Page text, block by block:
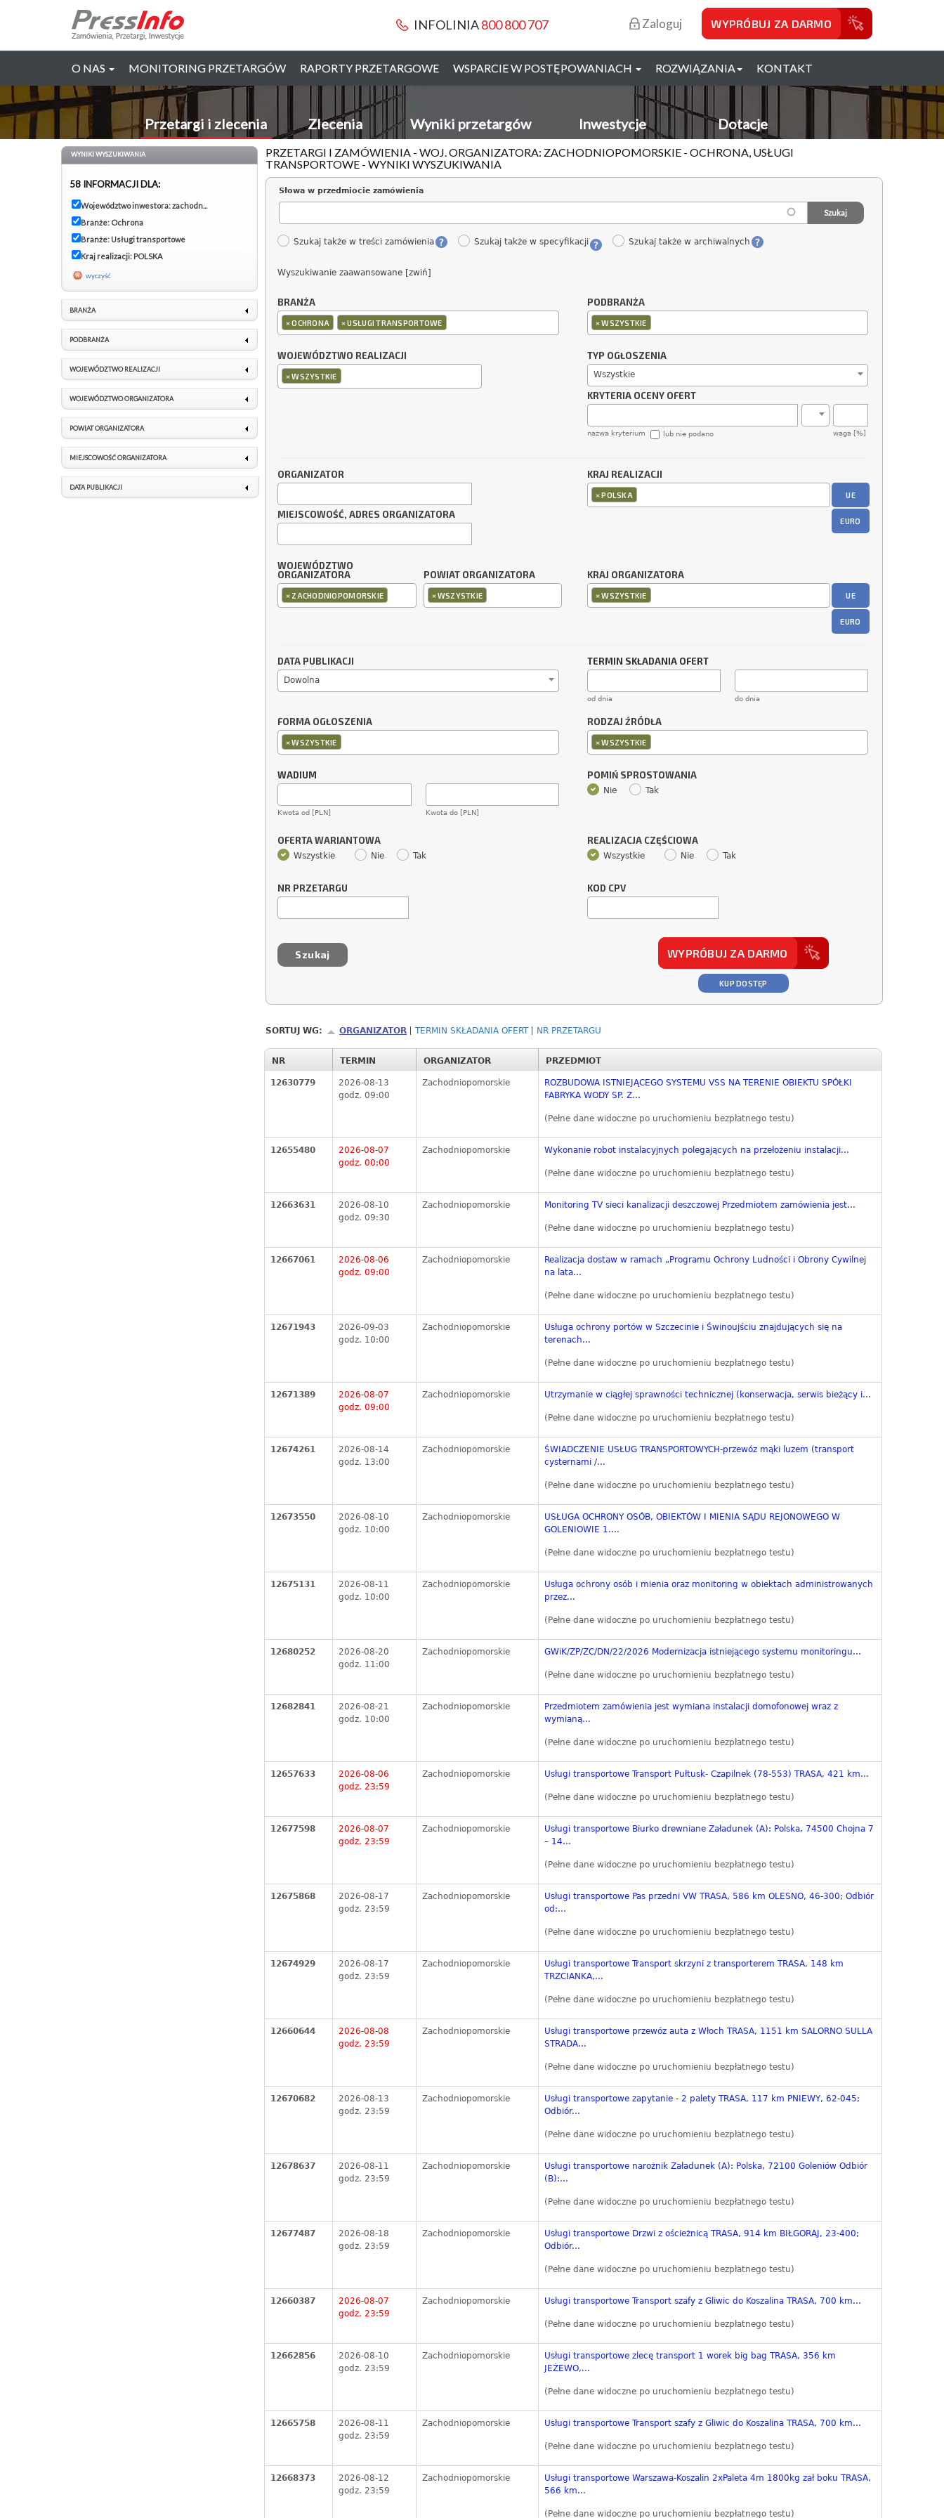
INFOLINIA800 800 707 Zaloguj WYPRÓBUJ ZA DARMO
O NAS MONITORING PRZETARGÓW RAPORTY PRZETARGOWE WSPARCIE W POSTĘPOWANIACH ROZWIĄZANIA KONTAKT
Przetargi i zlecenia Zlecenia Wyniki przetargów Inwestycje Dotacje
PRZETARGI I ZAMÓWIENIA - WOJ. ORGANIZATORA: ZACHODNIOPOMORSKIE - OCHRONA, USŁUGI
TRANSPORTOWE - WYNIKI WYSZUKIWANIA
Słowa w przedmiocie zamówienia
Szukaj także w treści zamówienia Szukaj także w specyfikacji Szukaj także w archiwalnych
Wyszukiwanie zaawansowane [zwiń]
BRANŻA
×OCHRONA ×USŁUGI TRANSPORTOWE
PODBRANŻA
×WSZYSTKIE
WOJEWÓDZTWO REALIZACJI
×WSZYSTKIE
TYP OGŁOSZENIA
Wszystkie
KRYTERIA OCENY OFERT
nazwa kryterium waga [%]
lub nie podano
ORGANIZATOR
MIEJSCOWOŚĆ, ADRES ORGANIZATORA
KRAJ REALIZACJI
×POLSKA UE
EURO
WOJEWÓDZTWO
ORGANIZATORA
× ZACHODNIOPOMORSKIE
POWIAT ORGANIZATORA
×WSZYSTKIE
KRAJ ORGANIZATORA
×WSZYSTKIE UE
EURO
DATA PUBLIKACJI
Dowolna
TERMIN SKŁADANIA OFERT
od dnia do dnia
FORMA OGŁOSZENIA
×WSZYSTKIE
RODZAJ ŹRÓDŁA
×WSZYSTKIE
WADIUM
Kwota od [PLN] Kwota do [PLN]
POMIŃ SPROSTOWANIA
Nie Tak
OFERTA WARIANTOWA
Wszystkie Nie Tak
REALIZACJA CZĘŚCIOWA
Wszystkie Nie Tak
NR PRZETARGU KOD CPV
WYPRÓBUJ ZA DARMO
KUP DOSTĘP
SORTUJ WG: ORGANIZATOR TERMIN SKŁADANIA OFERT NR PRZETARGU
NR TERMIN ORGANIZATOR PRZEDMIOT
12630779
2026-08-13
godz. 09:00
Zachodniopomorskie
ROZBUDOWA ISTNIEJĄCEGO SYSTEMU VSS NA TERENIE OBIEKTU SPÓŁKI
FABRYKA WODY SP. Z...
(Pełne dane widoczne po uruchomieniu bezpłatnego testu)
12655480
2026-08-07
godz. 00:00
Zachodniopomorskie Wykonanie robot instalacyjnych polegających na przełożeniu instalacji...
(Pełne dane widoczne po uruchomieniu bezpłatnego testu)
12663631
2026-08-10
godz. 09:30
Zachodniopomorskie Monitoring TV sieci kanalizacji deszczowej Przedmiotem zamówienia jest...
(Pełne dane widoczne po uruchomieniu bezpłatnego testu)
12667061
2026-08-06
godz. 09:00
Zachodniopomorskie
Realizacja dostaw w ramach „Programu Ochrony Ludności i Obrony Cywilnej
na lata...
(Pełne dane widoczne po uruchomieniu bezpłatnego testu)
12671943
2026-09-03
godz. 10:00
Zachodniopomorskie
Usługa ochrony portów w Szczecinie i Świnoujściu znajdujących się na
terenach...
(Pełne dane widoczne po uruchomieniu bezpłatnego testu)
12671389
2026-08-07
godz. 09:00
Zachodniopomorskie Utrzymanie w ciągłej sprawności technicznej (konserwacja, serwis bieżący i...
(Pełne dane widoczne po uruchomieniu bezpłatnego testu)
12674261
2026-08-14
godz. 13:00
Zachodniopomorskie
ŚWIADCZENIE USŁUG TRANSPORTOWYCH-przewóz mąki luzem (transport
cysternami /...
(Pełne dane widoczne po uruchomieniu bezpłatnego testu)
12673550
2026-08-10
godz. 10:00
Zachodniopomorskie
USŁUGA OCHRONY OSÓB, OBIEKTÓW I MIENIA SĄDU REJONOWEGO W
GOLENIOWIE 1....
(Pełne dane widoczne po uruchomieniu bezpłatnego testu)
12675131
2026-08-11
godz. 10:00
Zachodniopomorskie
Usługa ochrony osób i mienia oraz monitoring w obiektach administrowanych
przez...
(Pełne dane widoczne po uruchomieniu bezpłatnego testu)
12680252
2026-08-20
godz. 11:00
Zachodniopomorskie GWiK/ZP/ZC/DN/22/2026 Modernizacja istniejącego systemu monitoringu...
(Pełne dane widoczne po uruchomieniu bezpłatnego testu)
12682841
2026-08-21
godz. 10:00
Zachodniopomorskie
Przedmiotem zamówienia jest wymiana instalacji domofonowej wraz z
wymianą...
(Pełne dane widoczne po uruchomieniu bezpłatnego testu)
12657633
2026-08-06
godz. 23:59
Zachodniopomorskie Usługi transportowe Transport Pułtusk- Czapilnek (78-553) TRASA, 421 km...
(Pełne dane widoczne po uruchomieniu bezpłatnego testu)
12677598
2026-08-07
godz. 23:59
Zachodniopomorskie
Usługi transportowe Biurko drewniane Załadunek (A): Polska, 74500 Chojna 7
– 14...
(Pełne dane widoczne po uruchomieniu bezpłatnego testu)
12675868
2026-08-17
godz. 23:59
Zachodniopomorskie
Usługi transportowe Pas przedni VW TRASA, 586 km OLESNO, 46-300; Odbiór
od:...
(Pełne dane widoczne po uruchomieniu bezpłatnego testu)
12674929
2026-08-17
godz. 23:59
Zachodniopomorskie
Usługi transportowe Transport skrzyni z transporterem TRASA, 148 km
TRZCIANKA,...
(Pełne dane widoczne po uruchomieniu bezpłatnego testu)
12660644
2026-08-08
godz. 23:59
Zachodniopomorskie
Usługi transportowe przewóz auta z Włoch TRASA, 1151 km SALORNO SULLA
STRADA...
(Pełne dane widoczne po uruchomieniu bezpłatnego testu)
12670682
2026-08-13
godz. 23:59
Zachodniopomorskie
Usługi transportowe zapytanie - 2 palety TRASA, 117 km PNIEWY, 62-045;
Odbiór...
(Pełne dane widoczne po uruchomieniu bezpłatnego testu)
12678637
2026-08-11
godz. 23:59
Zachodniopomorskie
Usługi transportowe narożnik Załadunek (A): Polska, 72100 Goleniów Odbiór
(B):...
(Pełne dane widoczne po uruchomieniu bezpłatnego testu)
12677487
2026-08-18
godz. 23:59
Zachodniopomorskie
Usługi transportowe Drzwi z ościeżnicą TRASA, 914 km BIŁGORAJ, 23-400;
Odbiór...
(Pełne dane widoczne po uruchomieniu bezpłatnego testu)
12660387
2026-08-07
godz. 23:59
Zachodniopomorskie Usługi transportowe Transport szafy z Gliwic do Koszalina TRASA, 700 km...
(Pełne dane widoczne po uruchomieniu bezpłatnego testu)
12662856
2026-08-10
godz. 23:59
Zachodniopomorskie
Usługi transportowe zlecę transport 1 worek big bag TRASA, 356 km
JEŻEWO,...
(Pełne dane widoczne po uruchomieniu bezpłatnego testu)
12665758
2026-08-11
godz. 23:59
Zachodniopomorskie Usługi transportowe Transport szafy z Gliwic do Koszalina TRASA, 700 km...
(Pełne dane widoczne po uruchomieniu bezpłatnego testu)
12668373
2026-08-12
godz. 23:59
Zachodniopomorskie
Usługi transportowe Warszawa-Koszalin 2xPaleta 4m 1800kg zał boku TRASA,
566 km...
(Pełne dane widoczne po uruchomieniu bezpłatnego testu)
WYNIKI WYSZUKIWANIA
58 INFORMACJI DLA:
Województwo inwestora: zachodn...
Branże: Ochrona
Branże: Usługi transportowe
Kraj realizacji: POLSKA
wyczyść
BRANŻA
PODBRANŻA
WOJEWÓDZTWO REALIZACJI
WOJEWÓDZTWO ORGANIZATORA
POWIAT ORGANIZATORA
MIEJSCOWOŚĆ ORGANIZATORA
DATA PUBLIKACJI